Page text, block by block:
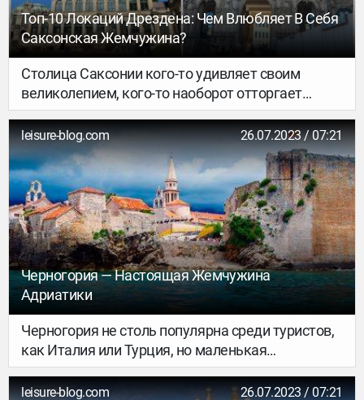
Топ-10 Локаций Дрездена: Чем Влюбляет В Себя
Саксонская Жемчужина?
Столица Саксонии кого-то удивляет своим
великолепием, кого-то наоборот отторгает
чрезмерной красотой — в любом случае
равнодушным оттуда никак не уедете. После
Второй мировой войны большую часть
Дрездена, особенно туристическую, полностью
отстроили. Город — один большой музей
архитектуры под открытым небом. Плотность
достопримечательностей зашкаливает.
leisure-blog.com 26.07.2023 / 07:21
Черногория — Настоящая Жемчужина
Адриатики
Черногория не столь популярна среди туристов,
как Италия или Турция, но маленькая
жемчужина Адриатического моря готова
удивлять путешественников старинными
leisure-blog.com 26.07.2023 / 07:21